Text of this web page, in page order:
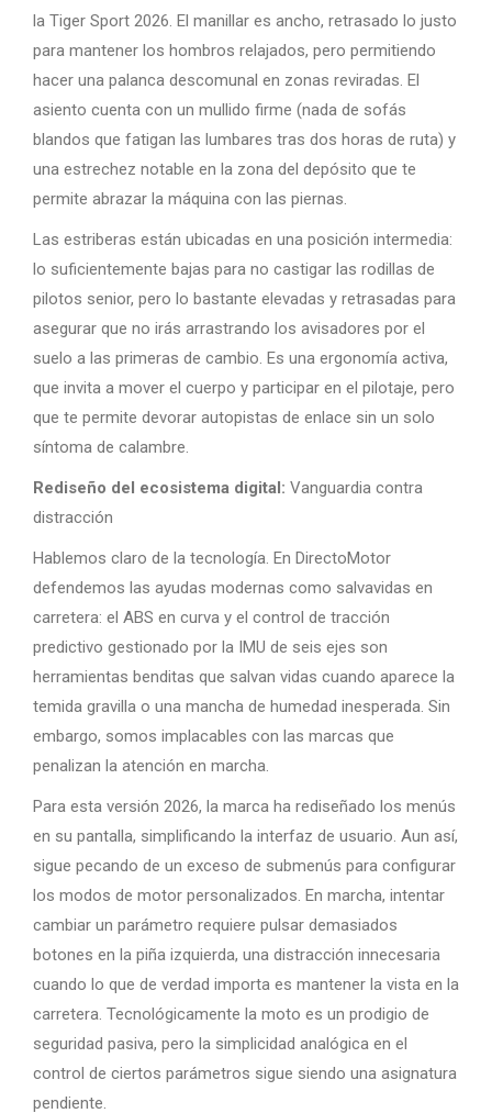
la Tiger Sport 2026. El manillar es ancho, retrasado lo justo
para mantener los hombros relajados, pero permitiendo
hacer una palanca descomunal en zonas reviradas. El
asiento cuenta con un mullido firme (nada de sofás
blandos que fatigan las lumbares tras dos horas de ruta) y
una estrechez notable en la zona del depósito que te
permite abrazar la máquina con las piernas.
Las estriberas están ubicadas en una posición intermedia:
lo suficientemente bajas para no castigar las rodillas de
pilotos senior, pero lo bastante elevadas y retrasadas para
asegurar que no irás arrastrando los avisadores por el
suelo a las primeras de cambio. Es una ergonomía activa,
que invita a mover el cuerpo y participar en el pilotaje, pero
que te permite devorar autopistas de enlace sin un solo
síntoma de calambre.
Rediseño del ecosistema digital: Vanguardia contra
distracción
Hablemos claro de la tecnología. En DirectoMotor
defendemos las ayudas modernas como salvavidas en
carretera: el ABS en curva y el control de tracción
predictivo gestionado por la IMU de seis ejes son
herramientas benditas que salvan vidas cuando aparece la
temida gravilla o una mancha de humedad inesperada. Sin
embargo, somos implacables con las marcas que
penalizan la atención en marcha.
Para esta versión 2026, la marca ha rediseñado los menús
en su pantalla, simplificando la interfaz de usuario. Aun así,
sigue pecando de un exceso de submenús para configurar
los modos de motor personalizados. En marcha, intentar
cambiar un parámetro requiere pulsar demasiados
botones en la piña izquierda, una distracción innecesaria
cuando lo que de verdad importa es mantener la vista en la
carretera. Tecnológicamente la moto es un prodigio de
seguridad pasiva, pero la simplicidad analógica en el
control de ciertos parámetros sigue siendo una asignatura
pendiente.